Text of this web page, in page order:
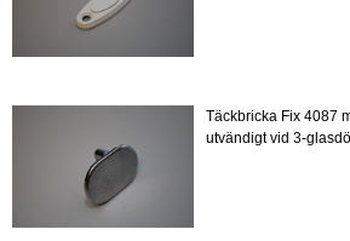
Täckbricka Fix 4087
utvändigt vid 3-